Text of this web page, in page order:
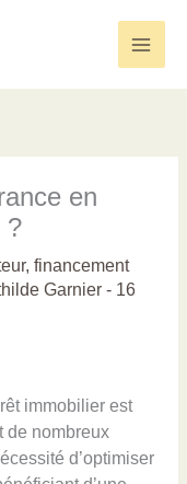
Main
en
?
, financement
Garnier - 16
immobilier est
de nombreux
d’optimiser